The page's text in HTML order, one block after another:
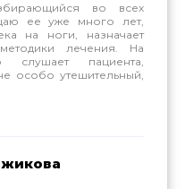
во всех
ее уже много лет,
на ноги, назначает
лечения. На
слушает пациента,
особо утешительный,